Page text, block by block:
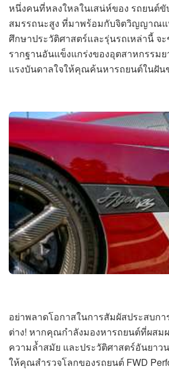
หนึ่งคนที่หลงใหลในเสน่ห์ของ รถยนต์
สมรรถนะสูง ที่มาพร้อมกับจิตวิญญาณแ
ศึกษาประวัติศาสตร์และรุ่นรถเหล่านี้ จ
รากฐานอันแข็งแกร่งของอุตสาหกรรม
แรงบันดาลใจให้คุณค้นหารถยนต์ในฝั
อย่าพลาดโอกาสในการสัมผัสประสบก
ต่าง! หากคุณกำลังมองหารถยนต์ที่ผสม
ความล้ำสมัย และประวัติศาสตร์อันยาว
ให้คุณสำรวจโลกของรถยนต์ FWD